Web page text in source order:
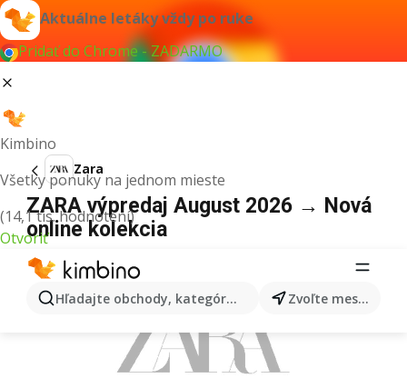
Aktuálne letáky vždy po ruke
Pridať do Chrome - ZADARMO
Kimbino
Všetky ponuky na jednom mieste
(14,1 tis. hodnotení)
Otvoriť
Hľadajte obchody, kategórie, produkty... Zvoľte mesto
Zara
ZARA výpredaj August 2026 → Nová
online kolekcia